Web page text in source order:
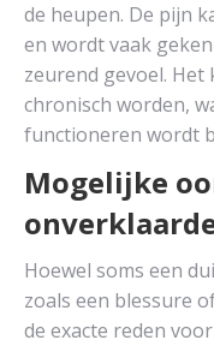
de heupen. De pijn
en wordt vaak
zeurend gevoel.
chronisch worden,
functioneren wordt
Mogelijke
Hoewel soms een
zoals een blessure
de exacte reden